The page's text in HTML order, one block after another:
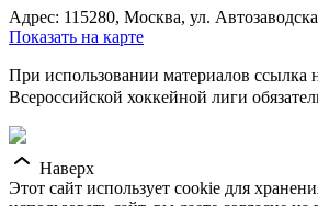
Адрес: 115280, Москва, ул.
Показать на карте
При использовании материалов ссылка
Всероссийской хоккейной лиги
Наверх
Этот сайт использует cookie для